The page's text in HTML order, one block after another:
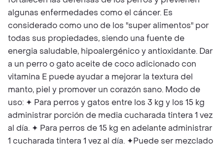
algunas enfermedades como el cáncer. Es
considerado como uno de los "super alimentos" por
todas sus propiedades, siendo una fuente de
energia saludable, hipoalergénico y antioxidante. Dar
a un perro o gato aceite de coco adicionado con
vitamina E puede ayudar a mejorar la textura del
manto, piel y promover un corazón sano. Modo de
uso: ✦ Para perros y gatos entre los 3 kg y los 15 kg
administrar porción de media cucharada tintera 1 vez
al día. ✦ Para perros de 15 kg en adelante administrar
1 cucharada tintera 1 vez al día. ✦Puede ser mezclado